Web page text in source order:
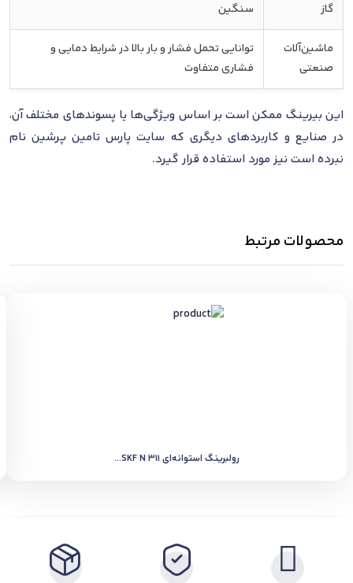
گاز
سنگین
ماشین‌آلات
صنعتی
توانایی تحمل فشار و بار بالا در شرایط دمایی و
فشاری متفاوت
این بیرینگ ممکن است بر اساس ویژگی‌ها یا پسوندهای مختلف آن،
در صنایع و کاربردهای دیگری که سایت پارس تامین پرشین نام
نبرده است نیز مورد استفاده قرار گیرد.
محصولات مرتبط
رولبرینگ استوانه‌ای SKF N 311...